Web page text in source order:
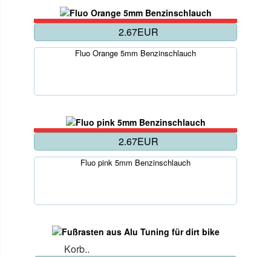
2.67EUR
Fluo Orange 5mm Benzinschlauch
2.67EUR
Fluo pink 5mm Benzinschlauch
Korb..